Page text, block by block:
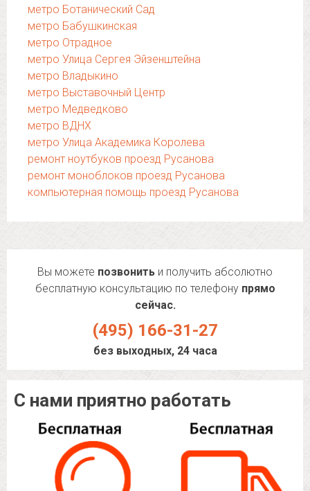
метро Ботанический Сад
метро Бабушкинская
метро Отрадное
метро Улица Сергея Эйзенштейна
метро Владыкино
метро Выставочный Центр
метро Медведково
метро ВДНХ
метро Улица Академика Королева
ремонт ноутбуков проезд Русанова
ремонт моноблоков проезд Русанова
компьютерная помощь проезд Русанова
Вы можете позвонить и получить абсолютно
бесплатную консультацию по телефону прямо
сейчас.
(495) 166-31-27
без выходных, 24 часа
С нами приятно работать